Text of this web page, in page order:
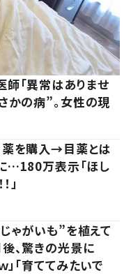
「異常はありませ
かの病”。女性の現
薬を購入→目薬とは
…180万表示「ほし
」
ゃがいも”を植えて
、驚きの光景に
」「育ててみたいで